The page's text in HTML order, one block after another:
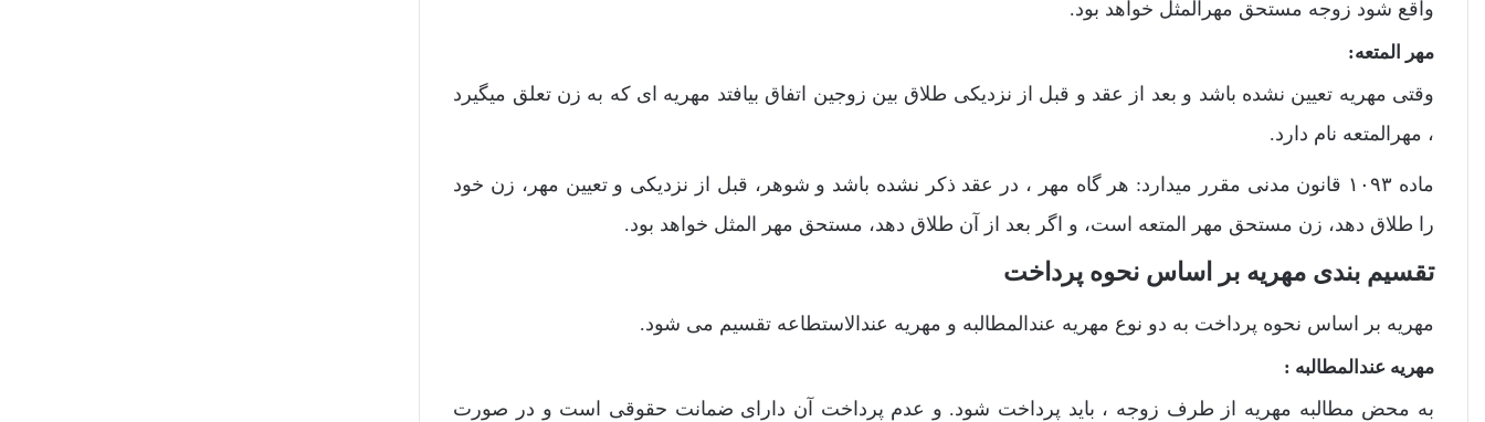
واقع شود زوجه مستحق مهرالمثل خواهد بود.
مهر المتعه:
وقتی مهریه تعیین نشده باشد و بعد از عقد و قبل از نزدیکی طلاق بین زوجین اتفاق بیافتد مهریه ای که به زن تعلق میگیرد
، مهرالمتعه نام دارد.
ماده ۱۰۹۳ قانون مدنی مقرر میدارد: هر گاه مهر ، در عقد ذکر نشده باشد و شوهر، قبل از نزدیکی و تعیین مهر، زن خود
را طلاق دهد، زن مستحق مهر المتعه است، و اگر بعد از ‌آن طلاق دهد، مستحق مهر المثل خواهد بود.
تقسیم بندی مهریه بر اساس نحوه پرداخت
مهریه بر اساس نحوه پرداخت به دو نوع مهریه عندالمطالبه و مهریه عندالاستطاعه تقسیم می شود.
مهریه عندالمطالبه :
به محض مطالبه مهریه از طرف زوجه ، باید پرداخت شود. و عدم پرداخت آن دارای ضمانت حقوقی است و در صورت